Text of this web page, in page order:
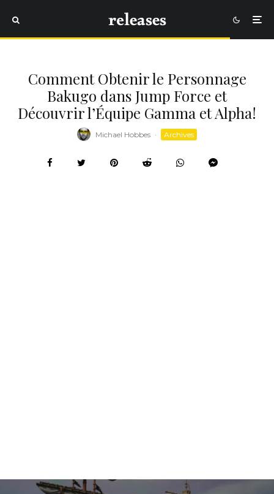
Comment Obtenir le Personnage
Bakugo dans Jump Force et
Découvrir l’Équipe Gamma et Alpha!
Michael Hobbes · Archives